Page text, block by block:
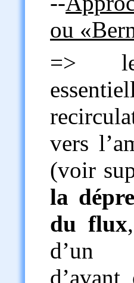
ou
=> le
vers
(voir
la
du flux
d’un
d’avant